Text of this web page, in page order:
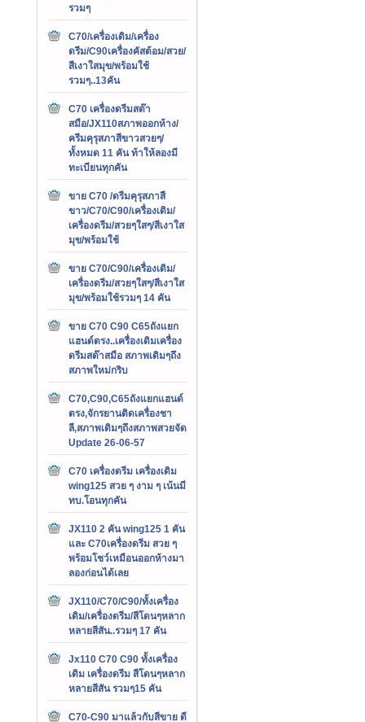
รวมๆ
C70/เครื่องเดิม/เครื่อง
ดรีม/C90เครื่องคัสต้อม/สวย/
สีเงาใสมุข/พร้อมใช้
รวมๆ..13คัน
C70 เครื่องดรีมสต๊า
สมือ/JX110สภาพออกห้าง/
ครีมคุรุสภาสีขาวสวยๆ/
ทั้งหมด 11 คัน ท้าให้ลองมี
ทะเบียนทุกคัน
ขาย C70 /ดรีมคุรุสภาสี
ขาว/C70/C90/เครื่องเดิม/
เครื่องดรีม/สวยๆใสๆ/สีเงาใส
มุข/พร้อมใช้
ขาย C70/C90/เครื่องเดิม/
เครื่องดรีม/สวยๆใสๆ/สีเงาใส
มุข/พร้อมใช้รวมๆ 14 คัน
ขาย C70 C90 C65ถังแยก
แฮนด์ตรง..เครื่องเดิมเครื่อง
ดรีมสต๊าสมือ สภาพเดิมๆถึง
สภาพใหม่กริบ
C70,C90,C65ถังแยกแฮนด์
ตรง,จักรยานติดเครื่องชา
ลี,สภาพเดิมๆถึงสภาพสวยจัด
Update 26-06-57
C70 เครื่องดรีม เครื่องเดิม
wing125 สวย ๆ งาม ๆ เน้นมี
ทบ.โอนทุกคัน
JX110 2 คัน wing125 1 คัน
และ C70เครื่องดรีม สวย ๆ
พร้อมโชว์เหมือนออกห้างมา
ลองก่อนได้เลย
JX110/C70/C90/ทั้งเครื่อง
เดิม/เครื่องดรีม/สีโดนๆหลาก
หลายสีสัน..รวมๆ 17 คัน
Jx110 C70 C90 ทั้งเครื่อง
เดิม เครื่องดรีม สีโดนๆหลาก
หลายสีสัน รวมๆ15 คัน
C70-C90 มาแล้วกับสีขาย ดี